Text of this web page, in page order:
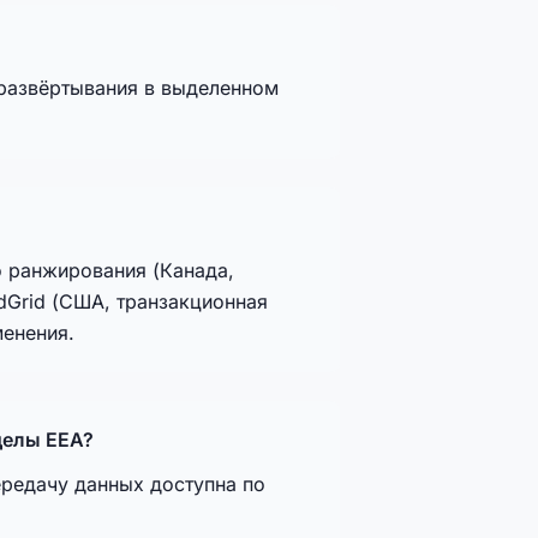
в выделенном
(Канада,
(США, транзакционная
EEA?
данных доступна по